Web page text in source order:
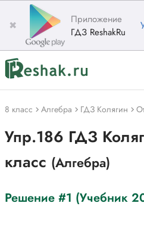
✖
Приложение
ГДЗ ReshakRu
8 класс Алгебра ГДЗ Колягин
Упр.186 ГДЗ
класс (Алгебра)
Решение #1 (Учебник